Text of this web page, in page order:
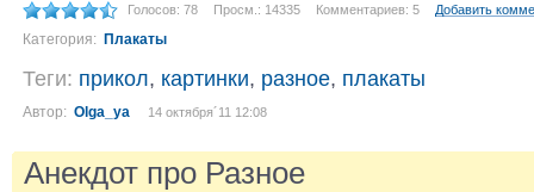
Голосов: 78 Просм.: 14335 Комментариев: 5 Добавить
Категория: Плакаты
Теги: прикол, картинки, разное, плакаты
Автор: Olga_ya 14 октября´11 12:08
Анекдот про Разное